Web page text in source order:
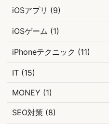
iOSアプリ (9)
iOSゲーム (1)
iPhoneテクニック (11)
IT (15)
MONEY (1)
SEO対策 (8)